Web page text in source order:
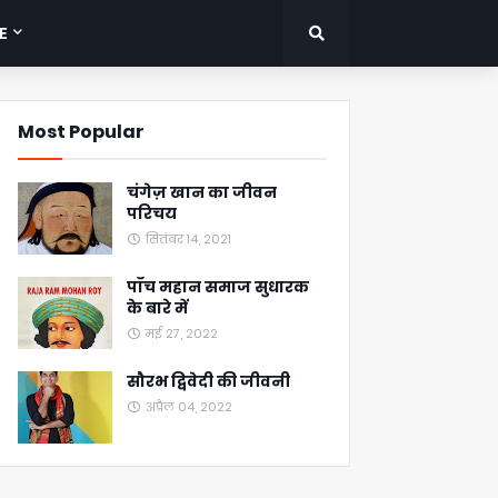
Most Popular
चंगेज़ खान का जीवन
परिचय
सितंबर 14, 2021
पाँच महान समाज सुधारक
के बारे में
मई 27, 2022
सौरभ द्विवेदी की जीवनी
अप्रैल 04, 2022